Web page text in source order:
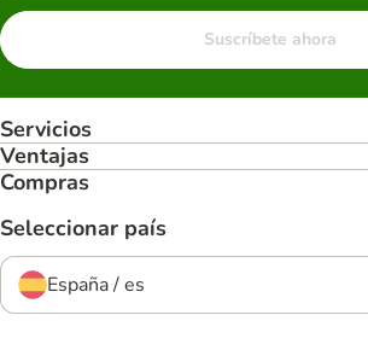
Suscríbete ahora
Servicios
Ventajas
Compras
Seleccionar país
España / es